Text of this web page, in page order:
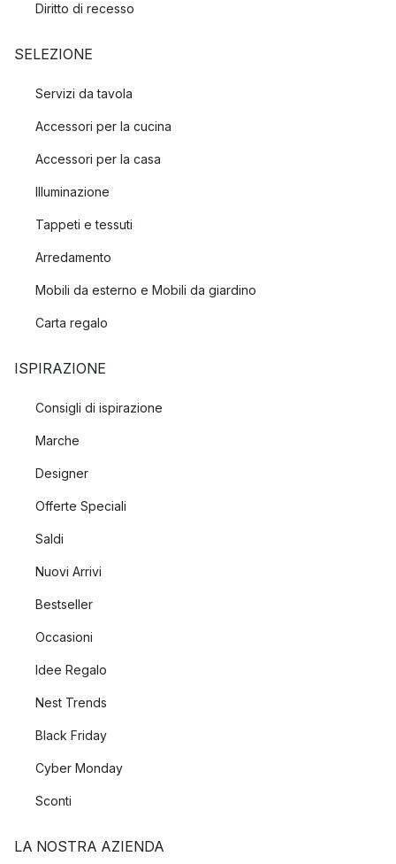
Diritto di recesso
SELEZIONE
Servizi da tavola
Accessori per la cucina
Accessori per la casa
Illuminazione
Tappeti e tessuti
Arredamento
Mobili da esterno e Mobili da giardino
Carta regalo
ISPIRAZIONE
Consigli di ispirazione
Marche
Designer
Offerte Speciali
Saldi
Nuovi Arrivi
Bestseller
Occasioni
Idee Regalo
Nest Trends
Black Friday
Cyber Monday
Sconti
LA NOSTRA AZIENDA